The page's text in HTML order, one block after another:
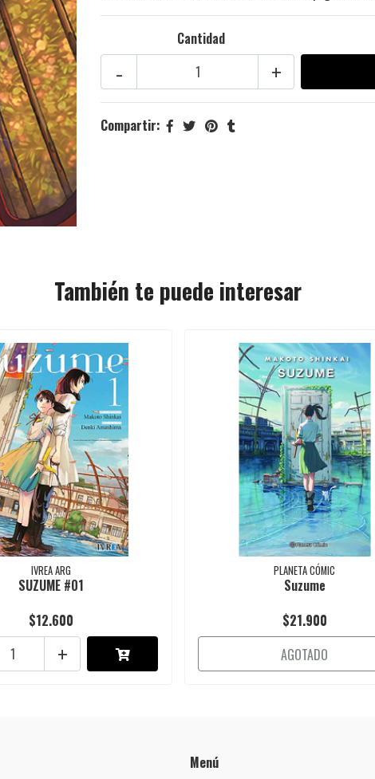
Cantidad
+
-
Compartir:
También te puede interesar
IVREA ARG
SUZUME #01
$12.600
+
PLANETA CÓMIC
Suzume
$21.900
AGOTADO
Menú